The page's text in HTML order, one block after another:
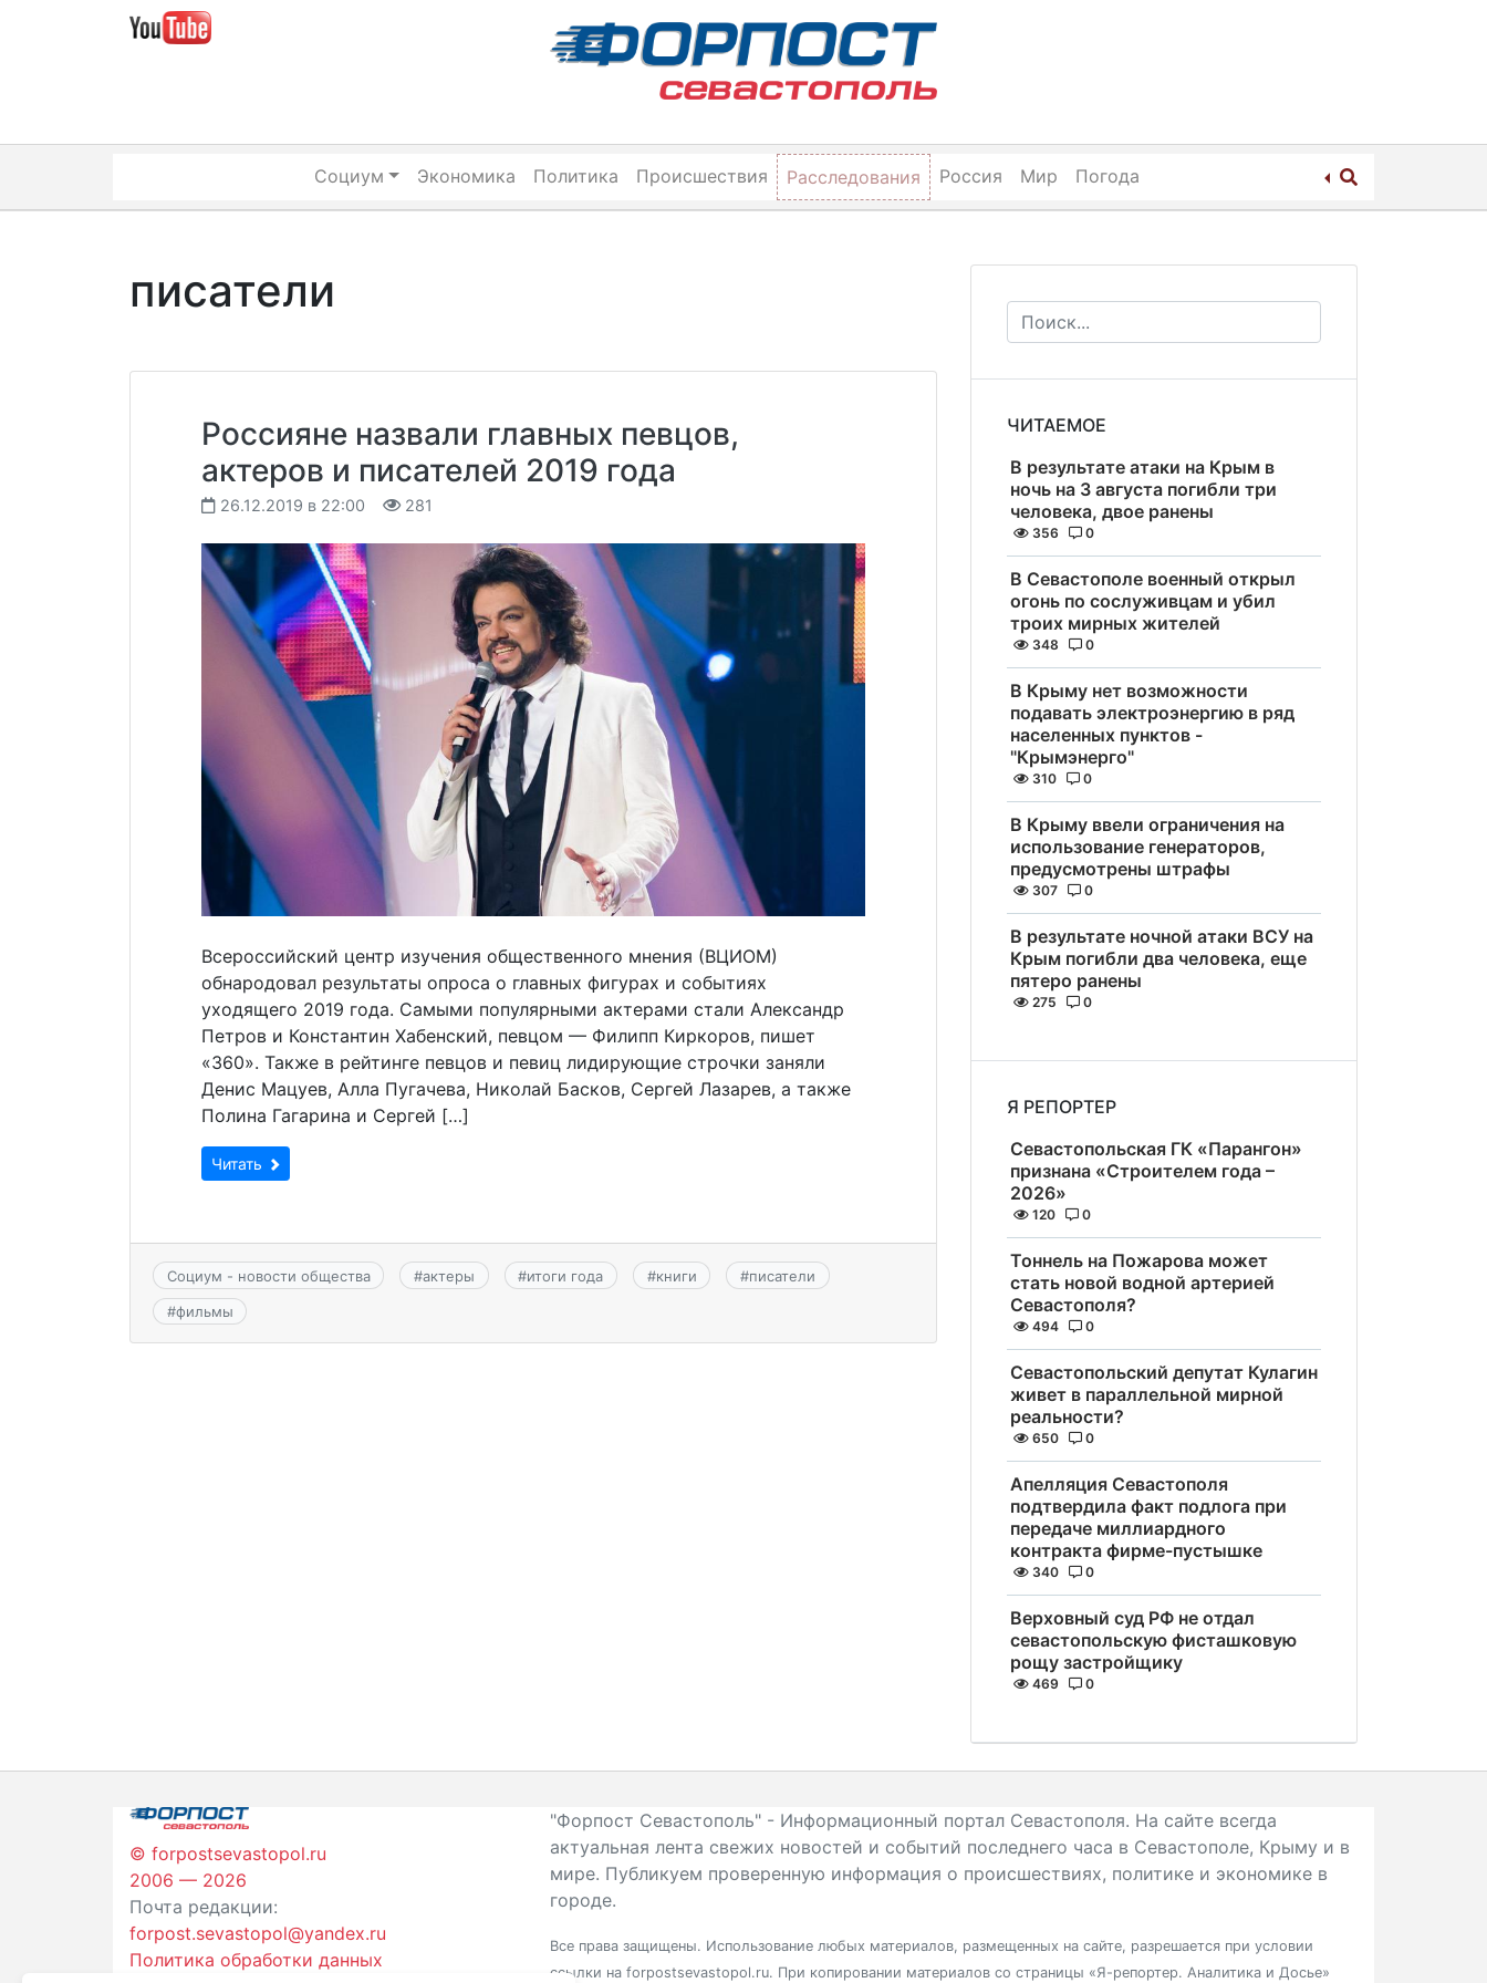
Социум Экономика Политика Происшествия Расследования Россия Мир Погода
писатели
Россияне назвали главных певцов,
актеров и писателей 2019 года
26.12.2019 в 22:00 281
Всероссийский центр изучения общественного мнения (ВЦИОМ)
обнародовал результаты опроса о главных фигурах и событиях
уходящего 2019 года. Самыми популярными актерами стали Александр
Петров и Константин Хабенский, певцом — Филипп Киркоров, пишет
«360». Также в рейтинге певцов и певиц лидирующие строчки заняли
Денис Мацуев, Алла Пугачева, Николай Басков, Сергей Лазарев, а также
Полина Гагарина и Сергей […]
Читать
Социум - новости общества #актеры #итоги года #книги #писатели
#фильмы
ЧИТАЕМОЕ
В результате атаки на Крым в
ночь на 3 августа погибли три
человека, двое ранены
356 0
В Севастополе военный открыл
огонь по сослуживцам и убил
троих мирных жителей
348 0
В Крыму нет возможности
подавать электроэнергию в ряд
населенных пунктов -
"Крымэнерго"
310 0
В Крыму ввели ограничения на
использование генераторов,
предусмотрены штрафы
307 0
В результате ночной атаки ВСУ на
Крым погибли два человека, еще
пятеро ранены
275 0
Я РЕПОРТЕР
Севастопольская ГК «Парангон»
признана «Строителем года –
2026»
120 0
Тоннель на Пожарова может
стать новой водной артерией
Севастополя?
494 0
Севастопольский депутат Кулагин
живет в параллельной мирной
реальности?
650 0
Апелляция Севастополя
подтвердила факт подлога при
передаче миллиардного
контракта фирме-пустышке
340 0
Верховный суд РФ не отдал
севастопольскую фисташковую
рощу застройщику
469 0
© forpostsevastopol.ru
2006 — 2026
Почта редакции:
forpost.sevastopol@yandex.ru
Политика обработки данных
"Форпост Севастополь" - Информационный портал Севастополя. На сайте всегда
актуальная лента свежих новостей и событий последнего часа в Севастополе, Крыму и в
мире. Публикуем проверенную информация о происшествиях, политике и экономике в
городе.
Все права защищены. Использование любых материалов, размещенных на сайте, разрешается при условии
ссылки на forpostsevastopol.ru. При копировании материалов со страницы «Я-репортер. Аналитика и Досье»